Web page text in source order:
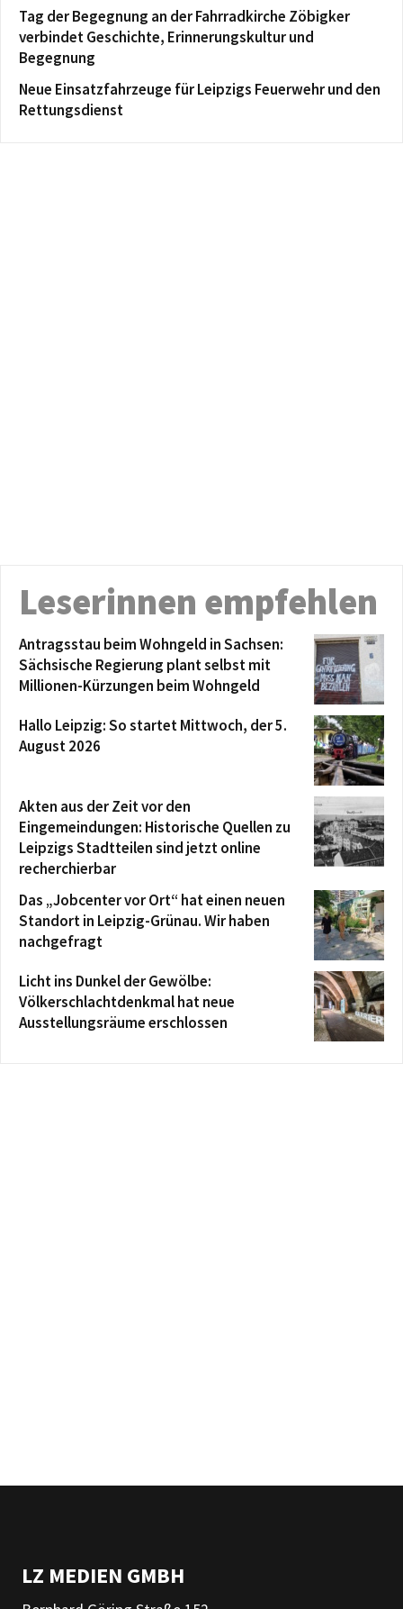
Tag der Begegnung an der Fahrradkirche Zöbigker
verbindet Geschichte, Erinnerungskultur und
Begegnung
Neue Einsatzfahrzeuge für Leipzigs Feuerwehr und den
Rettungsdienst
Leserinnen empfehlen
Antragsstau beim Wohngeld in Sachsen:
Sächsische Regierung plant selbst mit
Millionen-Kürzungen beim Wohngeld
Hallo Leipzig: So startet Mittwoch, der 5.
August 2026
Akten aus der Zeit vor den
Eingemeindungen: Historische Quellen zu
Leipzigs Stadtteilen sind jetzt online
recherchierbar
Das „Jobcenter vor Ort“ hat einen neuen
Standort in Leipzig-Grünau. Wir haben
nachgefragt
Licht ins Dunkel der Gewölbe:
Völkerschlachtdenkmal hat neue
Ausstellungsräume erschlossen
LZ MEDIEN GMBH